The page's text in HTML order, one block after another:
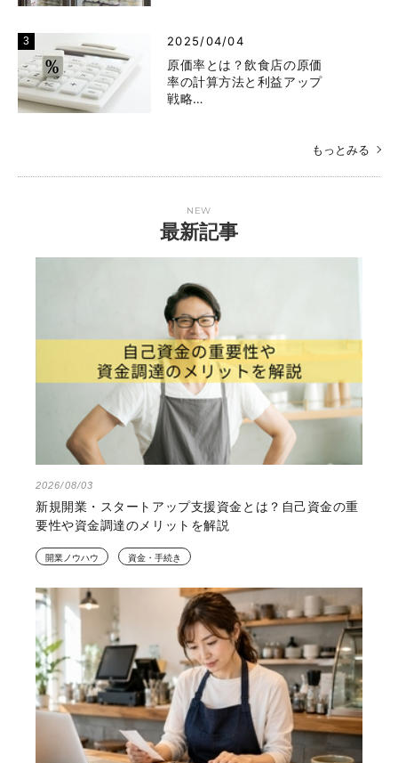
2025/04/04
原価率とは？飲食店の原価
率の計算方法と利益アップ
戦略…
もっとみる
NEW
最新記事
2026/08/03
新規開業・スタートアップ支援資金とは？自己資金の重
要性や資金調達のメリットを解説
開業ノウハウ 資金・手続き